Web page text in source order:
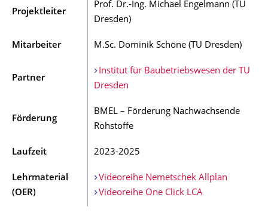
Projektleiter
Prof. Dr.-Ing. Michael Engelmann (TU
Dresden)
Mitarbeiter M.Sc. Dominik Schöne (TU Dresden)
Partner
Institut für Baubetriebswesen der TU
Dresden
Förderung
BMEL – Förderung Nachwachsende
Rohstoffe
Laufzeit 2023-2025
Lehrmaterial
(OER)
Videoreihe Nemetschek Allplan
Videoreihe One Click LCA